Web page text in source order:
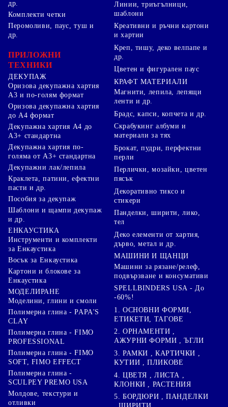
др.
Комплекти четки
Линии, триъгълници,
шаблони
Перомоливи, паус, туш и
др.
ПРИЛОЖНИ
ТЕХНИКИ
ДЕКУПАЖ
Оризова декупажна хартия
А3 и по-голям формат
Оризова декупажна хартия
до А4 формат
Декупажна хартия А4 до
А3+ стандартна
Декупажна хартия по-
голяма от А3+ стандартна
Декупажни лак/лепила
Краклета, патини, ефектни
пасти и др.
Пособия за декупаж
Шаблони и щампи декупаж
и др.
ЕНКАУСТИКА
Инструменти и комплекти
за Енкаустика
Восък за Енкаустика
Картони и блокове за
Енкаустика
МОДЕЛИРАНЕ
Моделини, глини и смоли
Полимерна глина - PAPA'S
CLAY
Полимерна глина - FIMO
PROFESSIONAL
Полимерна глина - FIMO
SOFT, FIMO EFFECT
Полимерна глина -
SCULPEY PREMO USA
Молдове, текстури и
отливки
Креативни и ръчни картони
и хартии
Креп, тишу, деко велпапе и
др.
Цветен и фигурален паус
КРАФТ МАТЕРИАЛИ
Магнити, лепила, лепящи
ленти и др.
Брадс, капси, копчета и др.
Скрабукинг албуми и
материали за тях
Брокат, пудри, перфектни
перли
Перлички, мозайки, цветен
пясък
Декоративно тиксо и
стикери
Панделки, ширити, лико,
тел
Деко елементи от хартия,
дърво, метал и др.
МАШИНИ И ЩАНЦИ
Машини за рязане/релеф,
подвързване и консумативи
SPELLBINDERS USA - До
-60%!
1. ОСНОВНИ ФОРМИ,
ЕТИКЕТИ, ТАГОВЕ
2. ОРНАМЕНТИ ,
АЖУРНИ ФОРМИ , ЪГЛИ
3. РАМКИ , КАРТИЧКИ ,
КУТИИ , ПЛИКОВЕ
4. ЦВЕТЯ , ЛИСТА ,
КЛОНКИ , РАСТЕНИЯ
5. БОРДЮРИ , ПАНДЕЛКИ